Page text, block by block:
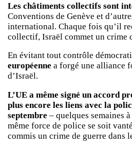
Les châtiments collectifs sont
Conventions de Genève et
international. Chaque fois qu’il
collectif, Israël commet un crime
En évitant tout contrôle
européenne a forgé une alliance
d’Israël.
L’UE a même signé un accord
plus encore les liens avec la
septembre – quelques semaines
même force de police se soit
commis un crime de guerre dans